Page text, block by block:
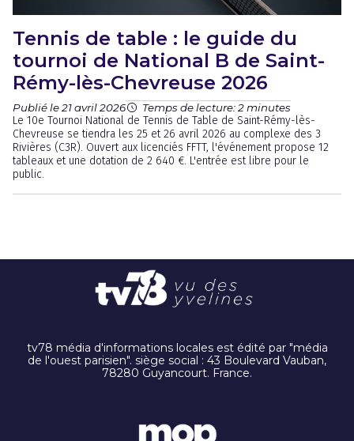
Tennis de table : le guide du
tournoi de National B de Saint-
Rémy-lès-Chevreuse 2026
Publié le 21 avril 2026 Temps de lecture: 2 minutes
Le 10e Tournoi National de Tennis de Table de Saint-Rémy-lès-
Chevreuse se tiendra les 25 et 26 avril 2026 au complexe des 3
Rivières (C3R). Ouvert aux licenciés FFTT, l'événement propose 12
tableaux et une dotation de 2 640 €. L'entrée est libre pour le
public.
tv78 média d'informations locales est édité par "média
de l'ouest parisien". siège social : 43 Boulevard Vauban,
78280 Guyancourt. France.